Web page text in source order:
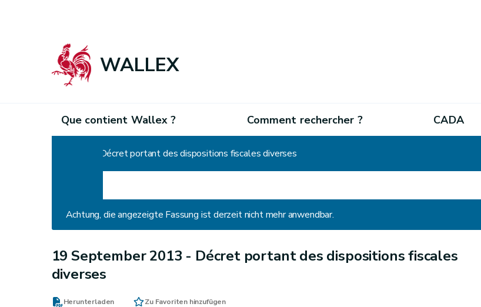
WALLEX
Que contient Wallex ? Comment rechercher ? CADA
Décret portant des dispositions fiscales diverses
Achtung, die angezeigte Fassung ist derzeit nicht mehr anwendbar.
19 September 2013 - Décret portant des dispositions fiscales
diverses
Herunterladen Zu Favoriten hinzufügen